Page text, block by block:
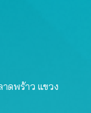
ดพร้าว แขวง